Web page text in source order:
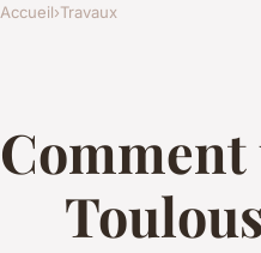
Accueil›Travaux